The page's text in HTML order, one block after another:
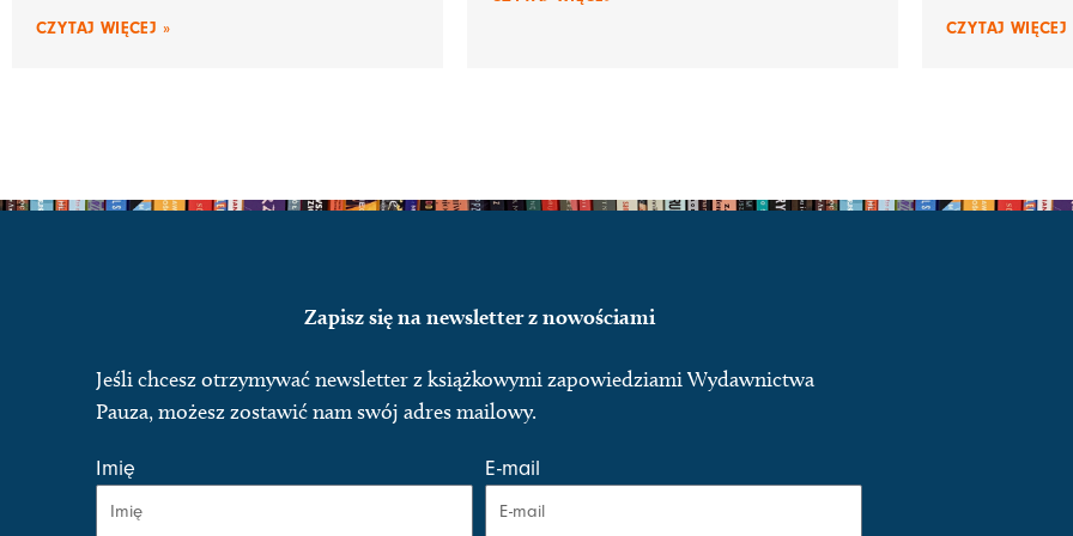
CZYTAJ WIĘCEJ »
CZYTAJ WIĘCEJ
Zapisz się na newsletter z nowościami
Jeśli chcesz otrzymywać newsletter z książkowymi zapowiedziami Wydawnictwa
Pauza, możesz zostawić nam swój adres mailowy.
Imię E-mail